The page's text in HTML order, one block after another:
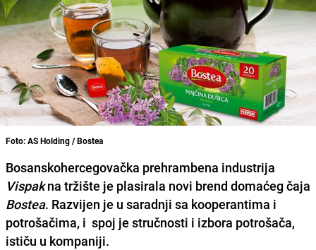
Foto: AS Holding / Bostea
Bosanskohercegovačka prehrambena industrija
Vispakna tržište je plasirala novi brend domaćeg čaja
Bostea. Razvijen je u saradnji sa kooperantima i
potrošačima, i spoj je stručnosti i izbora potrošača,
ističu u kompaniji.